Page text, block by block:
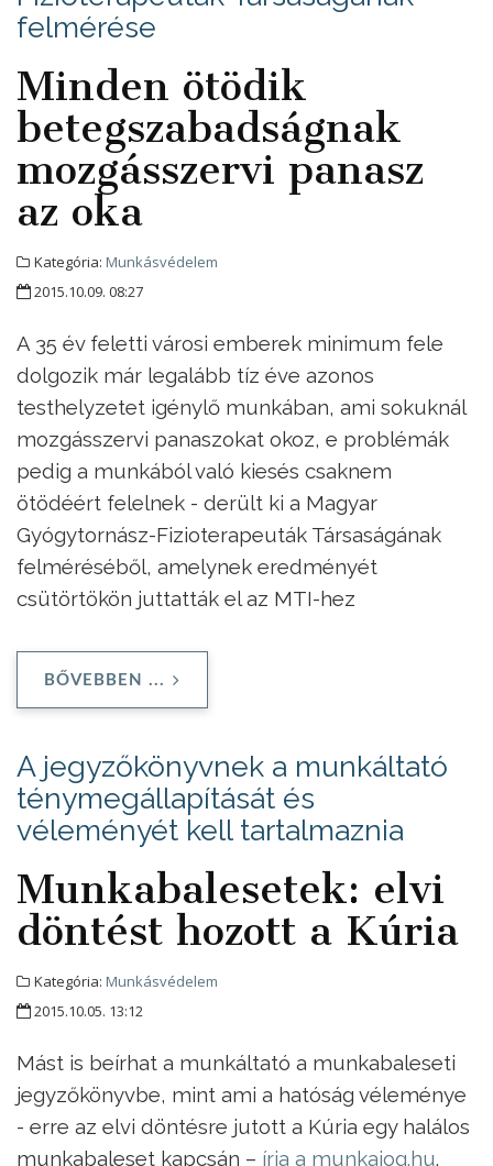
felmérése
Minden ötödik
betegszabadságnak
mozgásszervi panasz
az oka
Kategória: Munkásvédelem
2015.10.09. 08:27
A 35 év feletti városi emberek minimum fele
dolgozik már legalább tíz éve azonos
testhelyzetet igénylő munkában, ami sokuknál
mozgásszervi panaszokat okoz, e problémák
pedig a munkából való kiesés csaknem
ötödéért felelnek - derült ki a Magyar
Gyógytornász-Fizioterapeuták Társaságának
felméréséből, amelynek eredményét
csütörtökön juttatták el az MTI-hez
BŐVEBBEN ...
A jegyzőkönyvnek a munkáltató
ténymegállapítását és
véleményét kell tartalmaznia
Munkabalesetek: elvi
döntést hozott a Kúria
Kategória: Munkásvédelem
2015.10.05. 13:12
Mást is beírhat a munkáltató a munkabaleseti
jegyzőkönyvbe, mint ami a hatóság véleménye
- erre az elvi döntésre jutott a Kúria egy halálos
munkabaleset kapcsán – írja a munkajog.hu.